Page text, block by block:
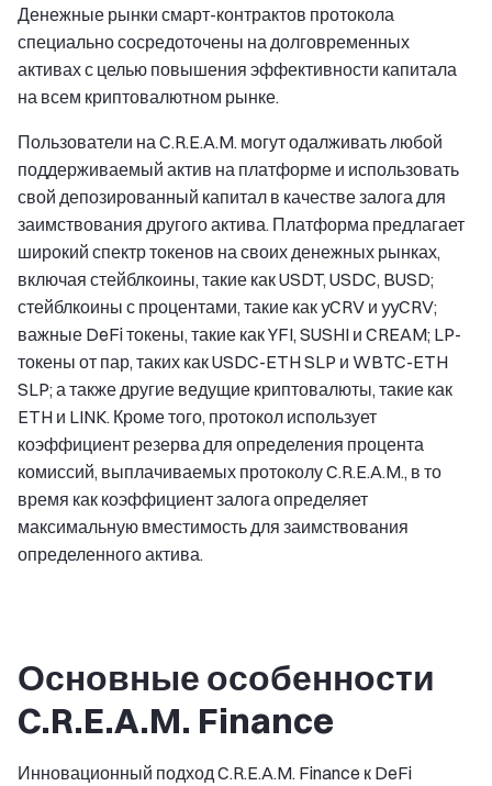
Денежные рынки смарт-контрактов протокола
специально сосредоточены на долговременных
активах с целью повышения эффективности капитала
на всем криптовалютном рынке.
Пользователи на C.R.E.A.M. могут одалживать любой
поддерживаемый актив на платформе и использовать
свой депозированный капитал в качестве залога для
заимствования другого актива. Платформа предлагает
широкий спектр токенов на своих денежных рынках,
включая стейблкоины, такие как USDT, USDC, BUSD;
стейблкоины с процентами, такие как yCRV и yyCRV;
важные DeFi токены, такие как YFI, SUSHI и CREAM; LP-
токены от пар, таких как USDC-ETH SLP и WBTC-ETH
SLP; а также другие ведущие криптовалюты, такие как
ETH и LINK. Кроме того, протокол использует
коэффициент резерва для определения процента
комиссий, выплачиваемых протоколу C.R.E.A.M., в то
время как коэффициент залога определяет
максимальную вместимость для заимствования
определенного актива.
Основные особенности
C.R.E.A.M. Finance
Инновационный подход C.R.E.A.M. Finance к DeFi